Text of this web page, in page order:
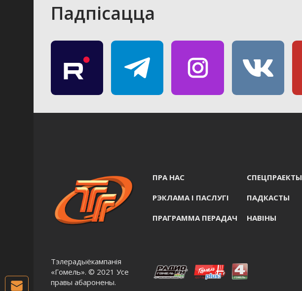
Падпісацца
Тэлерадыёкампанія
«Гомель». © 2021 Усе
правы абаронены.
ПРА НАС СПЕЦПРАЕКТЫ
РЭКЛАМА I ПАСЛУГI ПАДКАСТЫ
ПРАГРАММА ПЕРАДАЧ НАВIНЫ